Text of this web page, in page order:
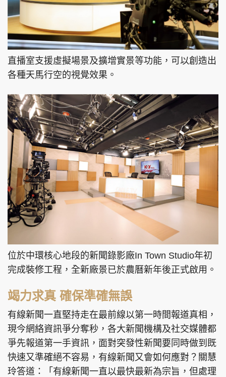
直播室支援虛擬場景及擴增實景等功能，可以創造出
各種天馬行空的視覺效果。
位於中環核心地段的新聞錄影廠In Town Studio年初
完成裝修工程，全新廠景已於農曆新年後正式啟用。
竭力求真 確保準確無誤
有線新聞一直堅持走在最前線以第一時間報道真相，
現今網絡資訊爭分奪秒，各大新聞機構及社交媒體都
爭先報道第一手資訊，面對突發性新聞要同時做到既
快速又準確絕不容易，有線新聞又會如何應對？關慧
玲答道：「有線新聞一直以最快最新為宗旨，但處理